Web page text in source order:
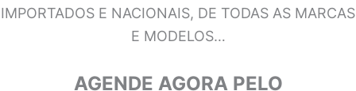
IMPORTADOS E NACIONAIS, DE TODAS AS MARCAS
E MODELOS…
AGENDE AGORA PELO